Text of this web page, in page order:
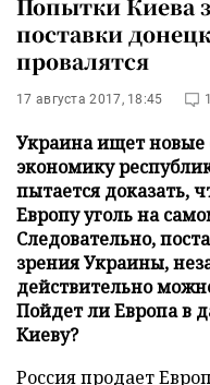
Попытки Киева
поставки
провалятся
17 августа 2017, 18:45
Украина ищет новые
экономику
пытается доказать,
Европу уголь на
Следовательно,
зрения Украины,
действительно
Пойдет ли Европа в
Киеву?
Россия продает